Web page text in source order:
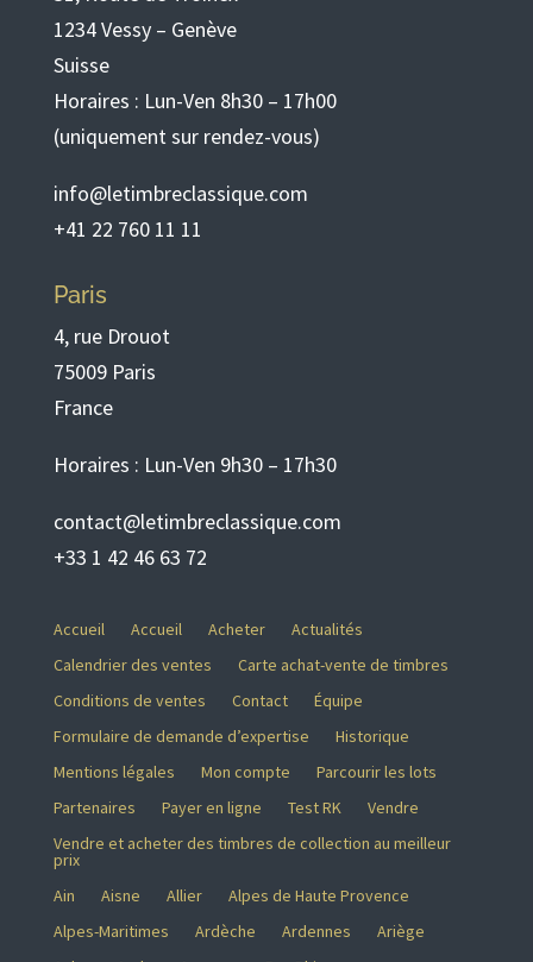
1234 Vessy – Genève
Suisse
Horaires : Lun-Ven 8h30 – 17h00
(uniquement sur rendez-vous)
info@letimbreclassique.com
+41 22 760 11 11
Paris
4, rue Drouot
75009 Paris
France
Horaires : Lun-Ven 9h30 – 17h30
contact@letimbreclassique.com
+33 1 42 46 63 72
Accueil Accueil Acheter
Actualités
Calendrier des ventes
Carte achat-vente de timbres
Conditions de ventes
Contact
Équipe
Formulaire de demande d’expertise
Historique
Mentions légales
Mon compte
Parcourir les lots
Partenaires
Payer en ligne Test RK
Vendre
Vendre et acheter des timbres de collection au meilleur
prix
Ain
Aisne Allier
Alpes de Haute Provence
Alpes-Maritimes
Ardèche Ardennes
Ariège